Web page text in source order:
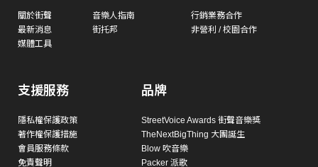
關於街聲
最新消息
媒體工具
音樂人指南
街托邦
行銷業務合作
非營利 / 校園合作
支援服務
隱私權保護政策
著作權保護措施
會員服務條款
免責聲明
品牌
StreetVoice Awards 街聲音樂獎
TheNextBigThing 大團誕生
Blow 吹音樂
Packer 派歌